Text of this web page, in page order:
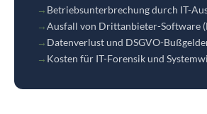
→ Betriebsunterbrechung durch IT-
→Ausfall von Drittanbieter-Software
→ Datenverlust und DSGVO-
→ Kosten für IT-Forensik und